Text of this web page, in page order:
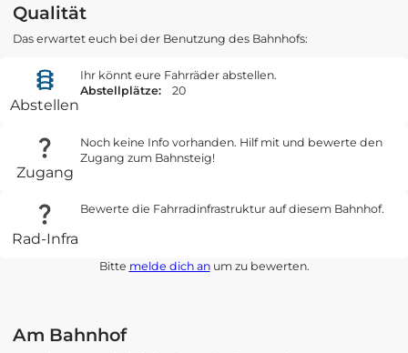
Qualität
Das erwartet euch bei der Benutzung des Bahnhofs:
Abstellen
Ihr könnt eure Fahrräder abstellen.
Abstellplätze:
20
Zugang
Noch keine Info vorhanden. Hilf mit und bewerte den
Zugang zum Bahnsteig!
Rad-Infra
Bewerte die Fahrradinfrastruktur auf diesem Bahnhof.
Bitte melde dich anum zu bewerten.
Am Bahnhof